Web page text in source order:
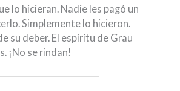
lo hicieran. Nadie les pagó un
Simplemente lo hicieron.
su deber. El espíritu de Grau
¡No se rindan!